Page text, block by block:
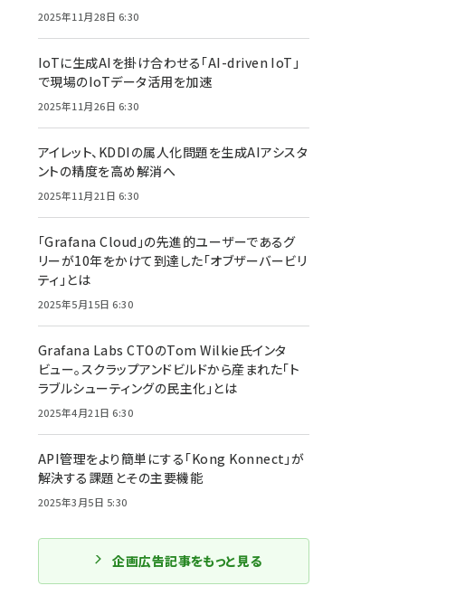
2025年11月28日 6:30
IoTに生成AIを掛け合わせる「AI-driven IoT」
で現場のIoTデータ活用を加速
2025年11月26日 6:30
アイレット、KDDIの属人化問題を生成AIアシスタ
ントの精度を高め解消へ
2025年11月21日 6:30
「Grafana Cloud」の先進的ユーザーであるグ
リーが10年をかけて到達した「オブザーバービリ
ティ」とは
2025年5月15日 6:30
Grafana Labs CTOのTom Wilkie氏インタ
ビュー。スクラップアンドビルドから産まれた「ト
ラブルシューティングの民主化」とは
2025年4月21日 6:30
API管理をより簡単にする「Kong Konnect」が
解決する課題とその主要機能
2025年3月5日 5:30
企画広告記事をもっと見る